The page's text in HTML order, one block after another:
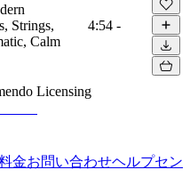
Strings,
Calm
4:54 -
Licensing
金お問い合わせヘルプセン